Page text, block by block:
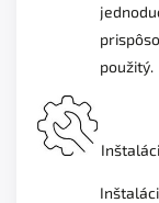
použitý.